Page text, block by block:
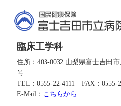
臨床工学科
住所：403-0032 山梨県富士吉田
号
TEL：0555-22-4111
FAX：0555-
E-Mail： こちらから